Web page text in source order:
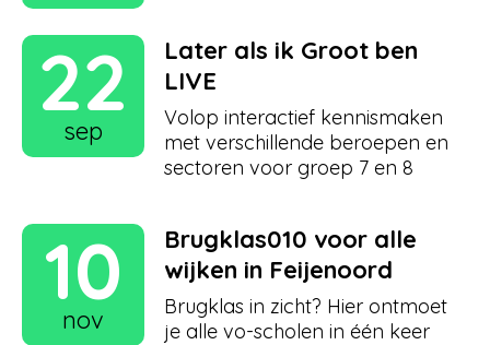
22
sep
Later als ik Groot ben
LIVE
Volop interactief kennismaken
met verschillende beroepen en
sectoren voor groep 7 en 8
10
nov
Brugklas010 voor alle
wijken in Feijenoord
Brugklas in zicht? Hier ontmoet
je alle vo-scholen in één keer